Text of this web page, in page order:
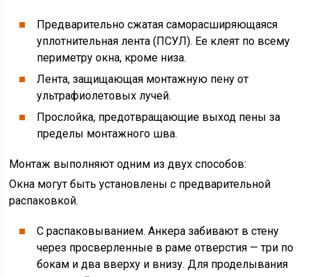
Предварительно сжатая саморасширяющаяся
уплотнительная лента (ПСУЛ). Ее клеят по всему
периметру окна, кроме низа.
Лента, защищающая монтажную пену от
ультрафиолетовых лучей.
Прослойка, предотвращающие выход пены за
пределы монтажного шва.
Монтаж выполняют одним из двух способов:
Окна могут быть установлены с предварительной
распаковкой.
С распаковыванием. Анкера забивают в стену
через просверленные в раме отверстия — три по
бокам и два вверху и внизу. Для проделывания